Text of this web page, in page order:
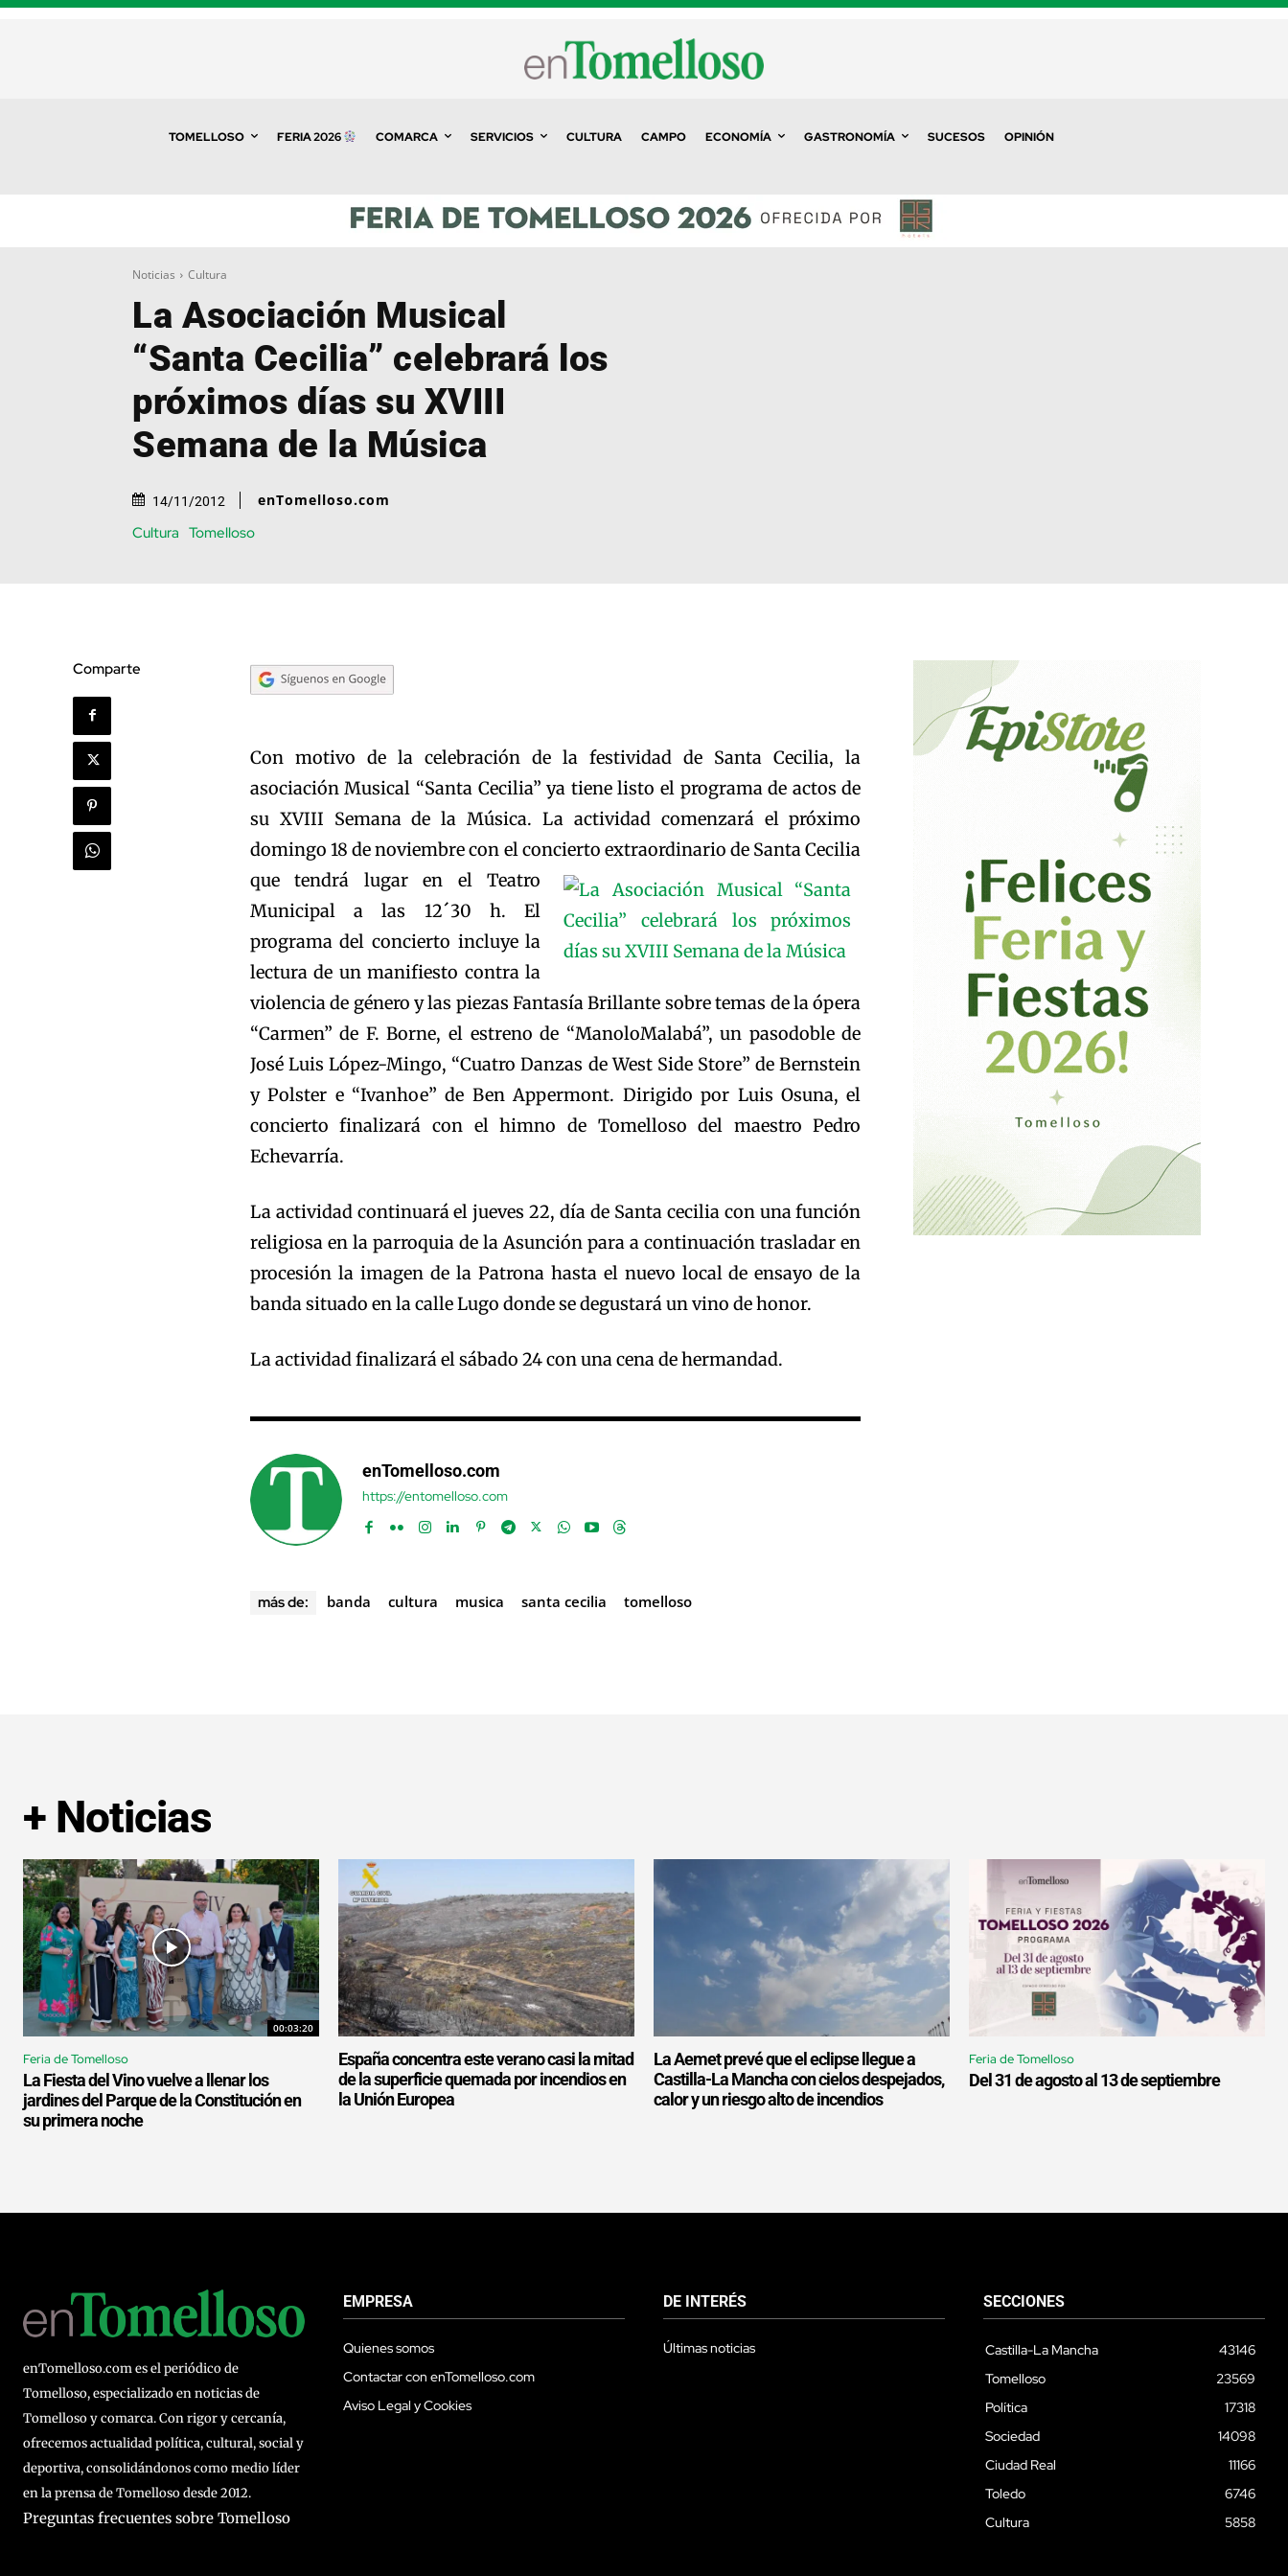
TOMELLOSO FERIA 2026 COMARCA SERVICIOS CULTURA CAMPO ECONOMÍA GASTRONOMÍA SUCESOS OPINIÓN
Noticias Cultura
La Asociación Musical
“Santa Cecilia” celebrará los
próximos días su XVIII
Semana de la Música
14/11/2012 enTomelloso.com
Cultura Tomelloso
Comparte
Con motivo de la celebración de la festividad de Santa Cecilia, la
asociación Musical “Santa Cecilia” ya tiene listo el programa de actos de
su XVIII Semana de la Música. La actividad comenzará el próximo
domingo 18 de noviembre con el concierto extraordinario de Santa Cecilia
que tendrá lugar en el Teatro
Municipal a las 12´30 h. El
programa del concierto incluye la
lectura de un manifiesto contra la
violencia de género y las piezas Fantasía Brillante sobre temas de la ópera
“Carmen” de F. Borne, el estreno de “ManoloMalabá”, un pasodoble de
José Luis López-Mingo, “Cuatro Danzas de West Side Store” de Bernstein
y Polster e “Ivanhoe” de Ben Appermont. Dirigido por Luis Osuna, el
concierto finalizará con el himno de Tomelloso del maestro Pedro
Echevarría.
La actividad continuará el jueves 22, día de Santa cecilia con una función
religiosa en la parroquia de la Asunción para a continuación trasladar en
procesión la imagen de la Patrona hasta el nuevo local de ensayo de la
banda situado en la calle Lugo donde se degustará un vino de honor.
La actividad finalizará el sábado 24 con una cena de hermandad.
enTomelloso.com
https://entomelloso.com
más de: banda cultura musica santa cecilia tomelloso
+ Noticias
00:03:20
Feria de Tomelloso
La Fiesta del Vino vuelve a llenar los
jardines del Parque de la Constitución en
su primera noche
España concentra este verano casi la mitad
de la superficie quemada por incendios en
la Unión Europea
La Aemet prevé que el eclipse llegue a
Castilla-La Mancha con cielos despejados,
calor y un riesgo alto de incendios
Feria de Tomelloso
Del 31 de agosto al 13 de septiembre
enTomelloso.com es el periódico de
Tomelloso, especializado en noticias de
Tomelloso y comarca. Con rigor y cercanía,
ofrecemos actualidad política, cultural, social y
deportiva, consolidándonos como medio líder
en la prensa de Tomelloso desde 2012.
Preguntas frecuentes sobre Tomelloso
EMPRESA
Quienes somos
Contactar con enTomelloso.com
Aviso Legal y Cookies
DE INTERÉS
Últimas noticias
SECCIONES
Castilla-La Mancha
43146
Tomelloso
23569
Política
17318
Sociedad
14098
Ciudad Real
11166
Toledo
6746
Cultura
5858